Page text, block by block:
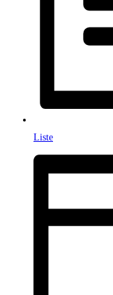
Liste